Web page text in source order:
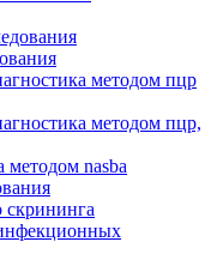
методом пцр
методом пцр,
методом nasba
скрининга